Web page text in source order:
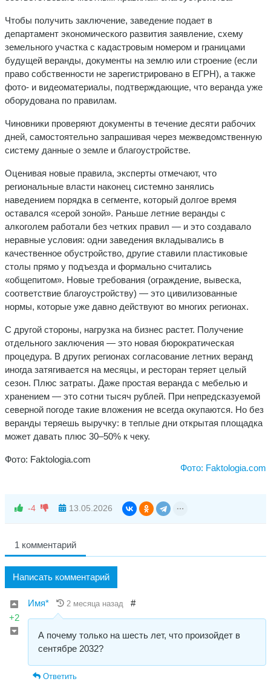
Чтобы получить заключение, заведение подает в
департамент экономического развития заявление, схему
земельного участка с кадастровым номером и границами
будущей веранды, документы на землю или строение (если
право собственности не зарегистрировано в ЕГРН), а также
фото- и видеоматериалы, подтверждающие, что веранда уже
оборудована по правилам.
Чиновники проверяют документы в течение десяти рабочих
дней, самостоятельно запрашивая через межведомственную
систему данные о земле и благоустройстве.
Оценивая новые правила, эксперты отмечают, что
региональные власти наконец системно занялись
наведением порядка в сегменте, который долгое время
оставался «серой зоной». Раньше летние веранды с
алкоголем работали без четких правил — и это создавало
неравные условия: одни заведения вкладывались в
качественное обустройство, другие ставили пластиковые
столы прямо у подъезда и формально считались
«общепитом». Новые требования (ограждение, вывеска,
соответствие благоустройству) — это цивилизованные
нормы, которые уже давно действуют во многих регионах.
С другой стороны, нагрузка на бизнес растет. Получение
отдельного заключения — это новая бюрократическая
процедура. В других регионах согласование летних веранд
иногда затягивается на месяцы, и ресторан теряет целый
сезон. Плюс затраты. Даже простая веранда с мебелью и
хранением — это сотни тысяч рублей. При непредсказуемой
северной погоде такие вложения не всегда окупаются. Но без
веранды теряешь выручку: в теплые дни открытая площадка
может давать плюс 30–50% к чеку.
Фото: Faktologia.com
Фото: Faktologia.com
-4 13.05.2026
1 комментарий
Написать комментарий
+2
Имя* 2 месяца назад #
А почему только на шесть лет, что произойдет в
сентябре 2032?
Ответить